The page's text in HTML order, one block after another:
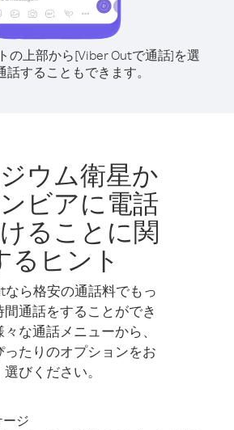
の上部から[Viber Outで通話]を選
話することもできます。
ウム衛星か
ビアに電話
ることに関
るヒント
なら格安の通話料でもっ
間通話をすることができ
々な通話メニューから、
ったりのオプションをお
選びください。
ジ